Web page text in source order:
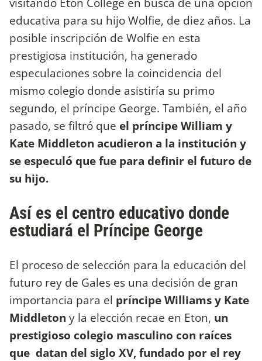
educativa para su hijo Wolfie, de diez años. La
posible inscripción de Wolfie en esta
prestigiosa institución, ha generado
especulaciones sobre la coincidencia del
mismo colegio donde asistiría su primo
segundo, el príncipe George. También, el año
pasado, se filtró que el príncipe William y
Kate Middleton acudieron a la institución y
se especuló que fue para definir el futuro de
su hijo.
Así es el centro educativo donde
estudiará el Príncipe George
El proceso de selección para la educación del
futuro rey de Gales es una decisión de gran
importancia para el príncipe Williams y Kate
Middleton y la elección recae en Eton, un
prestigioso colegio masculino con raíces
que datan del siglo XV, fundado por el rey